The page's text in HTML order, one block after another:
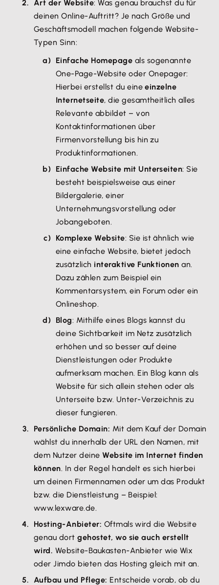
Art der Website: Was genau brauchst du für
deinen Online-Auftritt? Je nach Größe und
Geschäftsmodell machen folgende Website-
Typen Sinn:
Einfache Homepage als sogenannte
One-Page-Website oder Onepager:
Hierbei erstellst du eineeinzelne
Internetseite, die gesamtheitlich alles
Relevante abbildet – von
Kontaktinformationen über
Firmenvorstellung bis hin zu
Produktinformationen.
Einfache Website mit Unterseiten: Sie
besteht beispielsweise aus einer
Bildergalerie, einer
Unternehmungsvorstellung oder
Jobangeboten.
Komplexe Website: Sie ist ähnlich wie
eine einfache Website, bietet jedoch
zusätzlich interaktive Funktionen an.
Dazu zählen zum Beispiel ein
Kommentarsystem, ein Forum oder ein
Onlineshop.
Blog: Mithilfe eines Blogs kannst du
deine Sichtbarkeit im Netz zusätzlich
erhöhen und so besser auf deine
Dienstleistungen oder Produkte
aufmerksam machen. Ein Blog kann als
Website für sich allein stehen oder als
Unterseite bzw. Unter-Verzeichnis zu
dieser fungieren.
Persönliche Domain: Mit dem Kauf der Domain
wählst du innerhalb der URL den Namen, mit
dem Nutzer deineWebsite im Internet finden
können. In der Regel handelt es sich hierbei
um deinen Firmennamen oder um das Produkt
bzw. die Dienstleistung – Beispiel:
www.lexware.de.
Hosting-Anbieter: Oftmals wird die Website
genau dortgehostet, wo sie auch erstellt
wird. Website-Baukasten-Anbieter wie Wix
oder Jimdo bieten das Hosting gleich mit an.
Aufbau und Pflege: Entscheide vorab, ob du